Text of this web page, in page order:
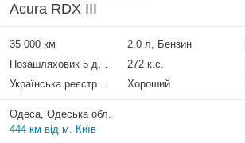
Acura RDX III
35 000 км 2.0 л, Бензин
Позашляховик 5 дверей
272 к.с.
Українська реєстрація
Хороший
Одеса, Одеська обл.
444 км від м. Київ